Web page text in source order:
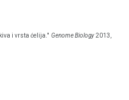
i vrsta ćelija." Genome Biology2013,